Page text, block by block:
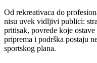
Od rekreativaca do
nisu uvek vidljivi publici:
pritisak, povrede koje
priprema i podrška postaju
sportskog plana.